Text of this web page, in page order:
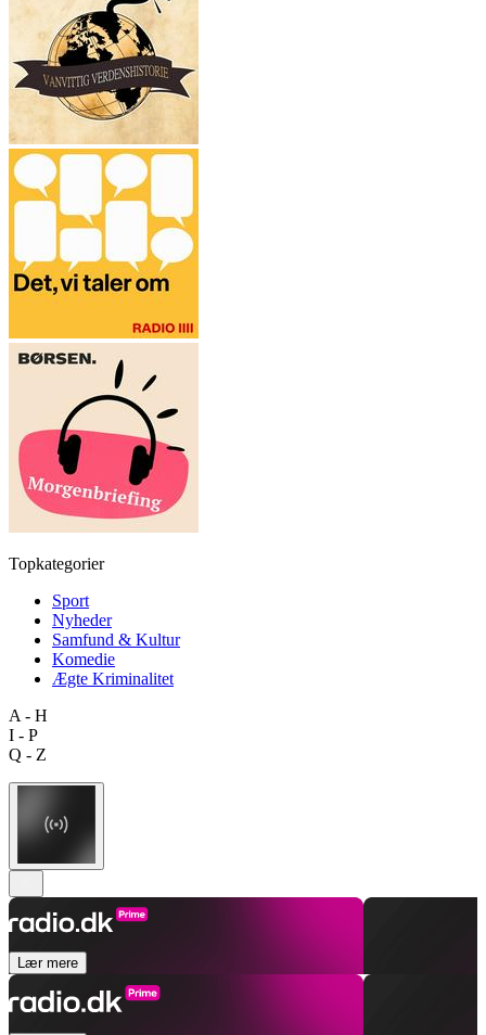
Topkategorier
Sport
Nyheder
Samfund & Kultur
Komedie
Ægte Kriminalitet
A - H
I - P
Q - Z
Lær mere